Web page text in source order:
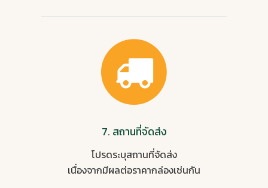
7. สถานที่จัดส่ง
โปรดระบุสถานที่จัดส่ง
เนื่องจากมีผลต่อราคากล่องเช่นกัน